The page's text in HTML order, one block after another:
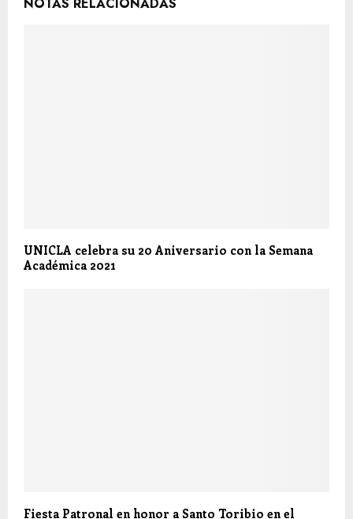
UNICLA celebra su 20 Aniversario con la Semana
Académica 2021
Fiesta Patronal en honor a Santo Toribio en el